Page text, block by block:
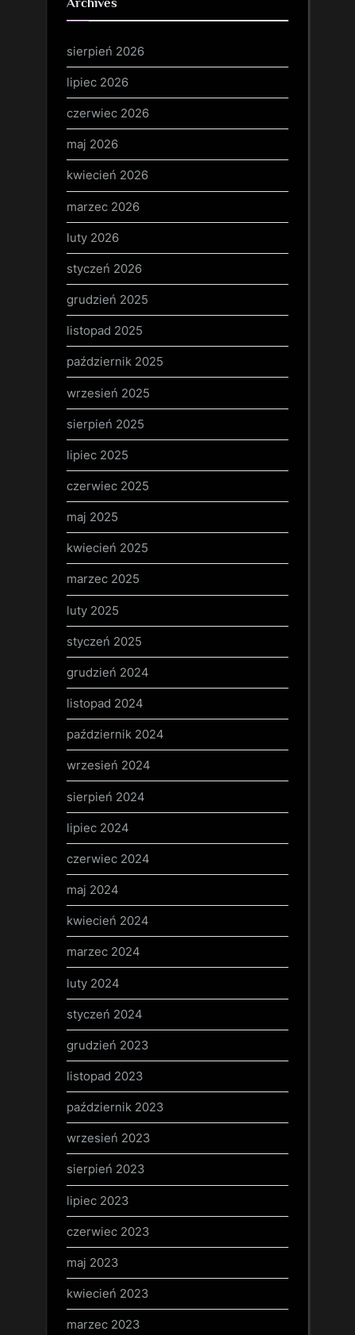
Archives
sierpień 2026
lipiec 2026
czerwiec 2026
maj 2026
kwiecień 2026
marzec 2026
luty 2026
styczeń 2026
grudzień 2025
listopad 2025
październik 2025
wrzesień 2025
sierpień 2025
lipiec 2025
czerwiec 2025
maj 2025
kwiecień 2025
marzec 2025
luty 2025
styczeń 2025
grudzień 2024
listopad 2024
październik 2024
wrzesień 2024
sierpień 2024
lipiec 2024
czerwiec 2024
maj 2024
kwiecień 2024
marzec 2024
luty 2024
styczeń 2024
grudzień 2023
listopad 2023
październik 2023
wrzesień 2023
sierpień 2023
lipiec 2023
czerwiec 2023
maj 2023
kwiecień 2023
marzec 2023